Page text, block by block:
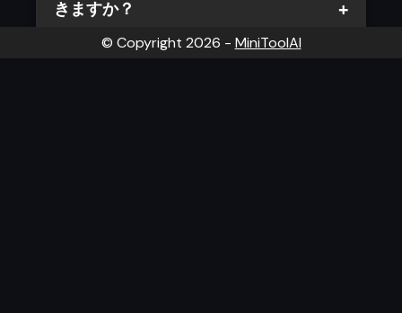
きますか？
© Copyright 2026 - MiniToolAI